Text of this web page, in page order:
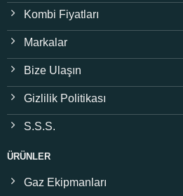
Kombi Fiyatları
Markalar
Bize Ulaşın
Gizlilik Politikası
S.S.S.
ÜRÜNLER
Gaz Ekipmanları